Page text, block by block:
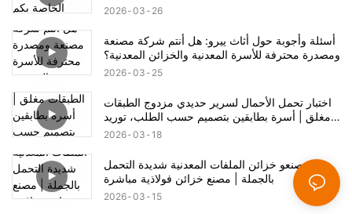
2026 03 26
أسئلة وأجوبة حول أثاث ييرو: هل أنتم شركة مصنعة
ومصدرة محترفة للأسرة المعدنية والخزائن المعدنية؟
2026 03 25
اختبار تحمل الأحمال لسرير حديدي مزدوج الطبقات
مغلق | أسرة بطابقين بتصميم حسب الطلب، توريد
مباشر من المصنع
2026 03 18
مصنعو خزائن الملفات المعدنية شديدة التحمل
بالجملة | مصنع خزائن فولاذية مباشرة
2026 03 15